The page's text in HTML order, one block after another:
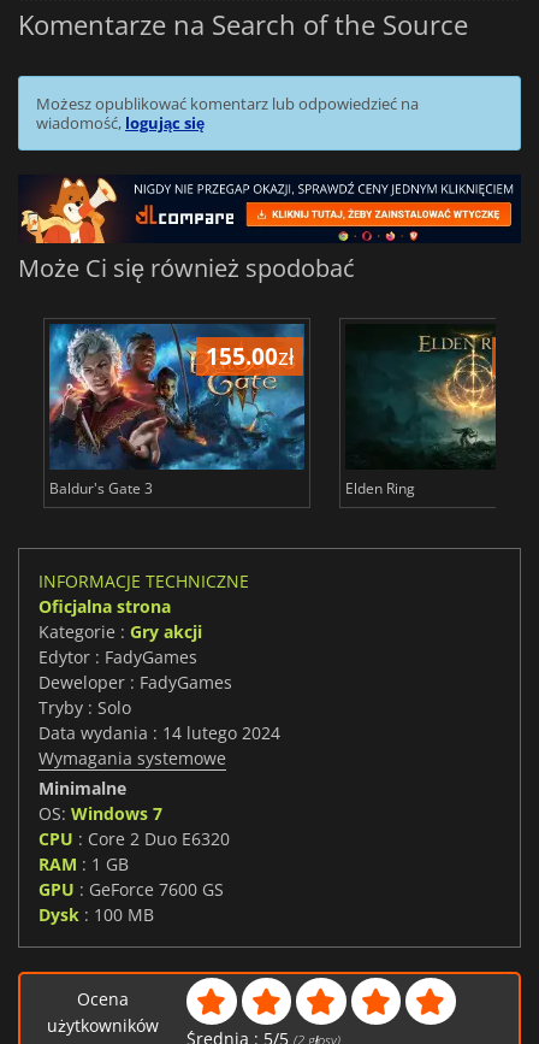
Komentarze na Search of the Source
Możesz opublikować komentarz lub odpowiedzieć na
wiadomość, logując się
Może Ci się również spodobać
155.00zł
Baldur's Gate 3 Elden Ring
INFORMACJE TECHNICZNE
Oficjalna strona
Kategorie : Gry akcji
Edytor : FadyGames
Deweloper : FadyGames
Tryby : Solo
Data wydania : 14 lutego 2024
Wymagania systemowe
Minimalne
OS: Windows 7
CPU : Core 2 Duo E6320
RAM : 1 GB
GPU : GeForce 7600 GS
Dysk : 100 MB
Ocena
użytkowników
Średnia : 5/5 (2głosy)